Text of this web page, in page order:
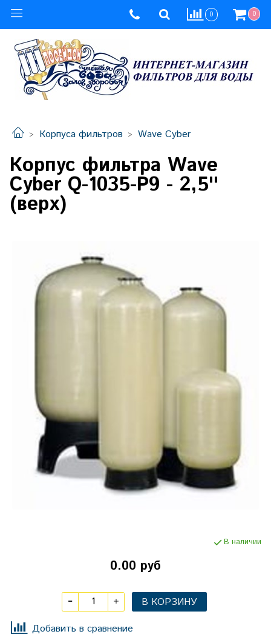
0 0
Корпуса фильтров Wave Cyber
Корпус фильтра Wave
Cyber Q-1035-Р9 - 2,5''
(верх)
В наличии
0.00 руб
В КОРЗИНУ
Добавить в сравнение